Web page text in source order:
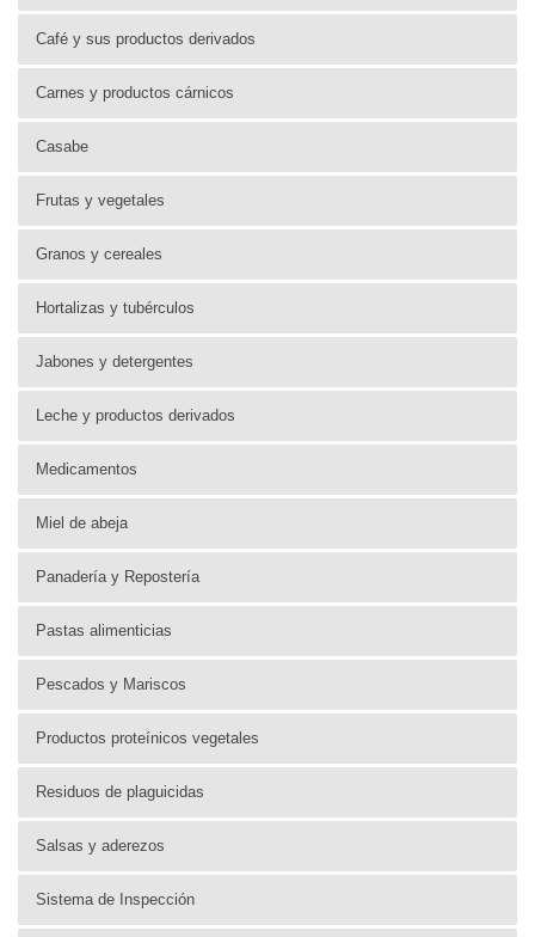
Café y sus productos derivados
Carnes y productos cárnicos
Casabe
Frutas y vegetales
Granos y cereales
Hortalizas y tubérculos
Jabones y detergentes
Leche y productos derivados
Medicamentos
Miel de abeja
Panadería y Repostería
Pastas alimenticias
Pescados y Mariscos
Productos proteínicos vegetales
Residuos de plaguicidas
Salsas y aderezos
Sistema de Inspección